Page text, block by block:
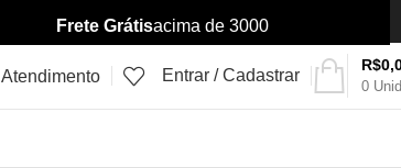
Frete Grátisacima de 3000
Atendimento Entrar / Cadastrar
0 Unid
R$